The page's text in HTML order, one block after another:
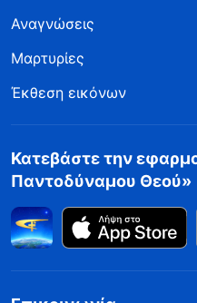
Αναγνώσεις
Μαρτυρίες
Έκθεση εικόνων
Κατεβάστε την
Παντοδύναμου Θεού»